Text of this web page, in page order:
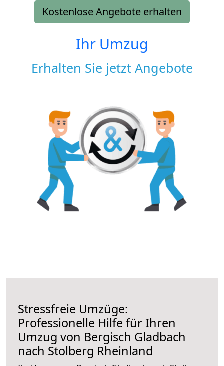
Kostenlose Angebote erhalten
Ihr Umzug
Erhalten Sie jetzt Angebote
Stressfreie Umzüge:
Professionelle Hilfe für Ihren
Umzug von Bergisch Gladbach
nach Stolberg Rheinland